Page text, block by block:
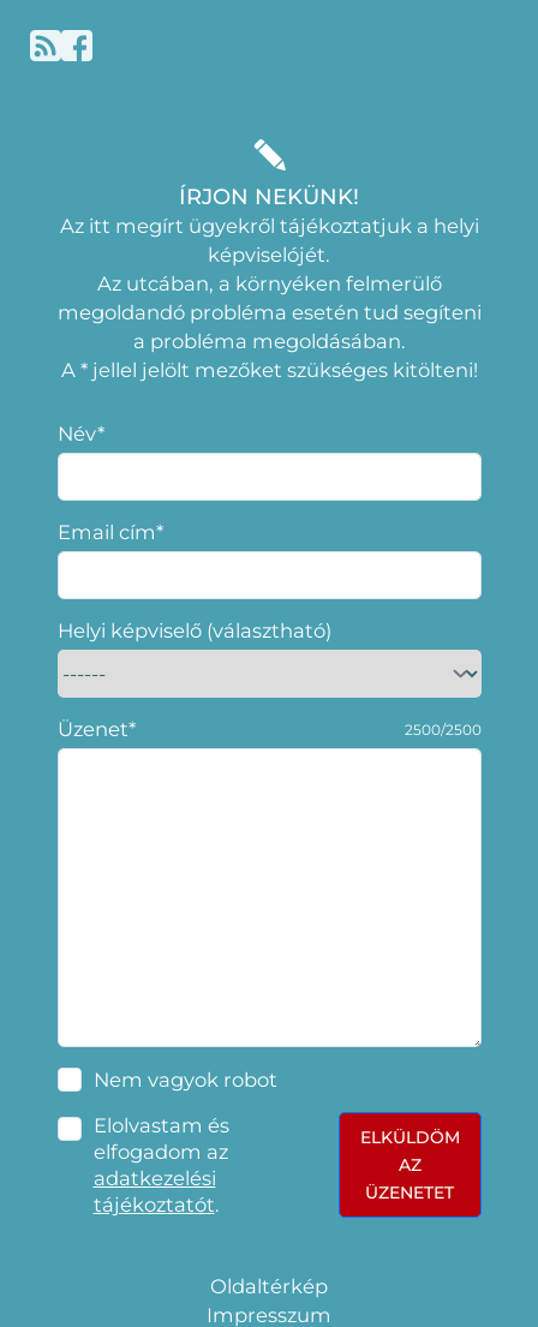
ÍRJON NEKÜNK!
Az itt megírt ügyekről tájékoztatjuk a helyi
képviselójét.
Az utcában, a környéken felmerülő
megoldandó probléma esetén tud segíteni
a probléma megoldásában.
A * jellel jelölt mezőket szükséges kitölteni!
Név*
Email cím*
Helyi képviselő (választható)
Üzenet* 2500/2500
Nem vagyok robot
Elolvastam és
elfogadom az
adatkezelési
tájékoztatót.
ELKÜLDÖM
AZ
ÜZENETET
Oldaltérkép
Impresszum